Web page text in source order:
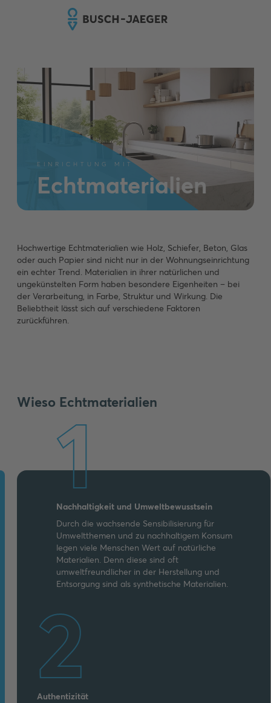
EINRICHTUNG MIT
Echtmaterialien
Hochwertige Echtmaterialien wie Holz, Schiefer, Beton, Glas
oder auch Papier sind nicht nur in der Wohnungseinrichtung
ein echter Trend. Materialien in ihrer natürlichen und
ungekünstelten Form haben besondere Eigenheiten – bei
der Verarbeitung, in Farbe, Struktur und Wirkung. Die
Beliebtheit lässt sich auf verschiedene Faktoren
zurückführen.
Wieso Echtmaterialien
1
Nachhaltigkeit und Umweltbewusstsein
Durch die wachsende Sensibilisierung für
Umweltthemen und zu nachhaltigem Konsum
legen viele Menschen Wert auf natürliche
Materialien. Denn diese sind oft
umweltfreundlicher in der Herstellung und
Entsorgung sind als synthetische Materialien.
2
Authentizität